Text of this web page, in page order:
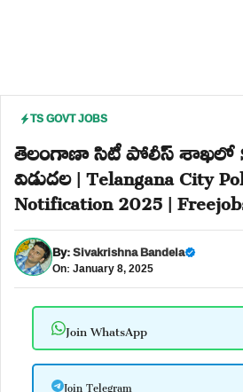
TS GOVT JOBS
తెలంగాణా సిటీ పోలీస్ శాఖలో
విడుదల | Telangana City
Notification 2025 |
By:Sivakrishna Bandela
On: January 8, 2025
Join WhatsApp
Join Telegram